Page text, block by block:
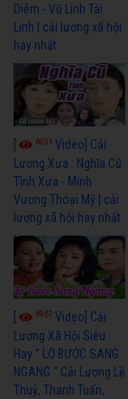
Diễm - Vũ Linh Tài
Linh | cải lương xã hội
hay nhất
6051 Video] Cải
Lương Xưa : Nghĩa Cũ
Tình Xưa - Minh
Vương Thoại Mỹ | cải
lương xã hội hay nhất
6967 Video] Cải
Lương Xã Hội Siêu
Hay " LỠ BƯỚC SANG
NGANG " Cải Lương Lệ
Thuỷ, Thanh Tuấn,